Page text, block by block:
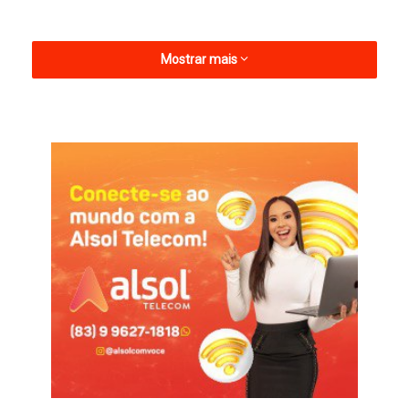
Matheus Cunha, que é o vice-artilheiro do Brasil na Copa, com
três gols, mais uma vez teve uma atuação de qualidade, sendo
uma das poucas peças ofensivas que funcionaram no primeiro
tempo. Na segunda etapa, ele foi substituído aos 21 minutos. O
paraibano celebrou a força da equipe, que buscou a virada
diante do Japão, com gols de Casemiro e Gabriel Martinelli.
“É de coração ver todo o grupo, o Martinelli resolvendo. Todo
mundo vai ter seu protagonismo. Não precisamos de uma
pessoa só que resolva em todos os momentos. Todos são
unidos aqui. Casemiro e Martinelli marcando e a gente
passando para a próxima fase”, destacou o camisa 9.
Mostrar mais